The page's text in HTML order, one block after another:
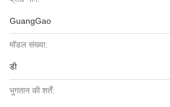
GuangGao
मॉडल संख्या:
डी
भुगतान की शर्तें: